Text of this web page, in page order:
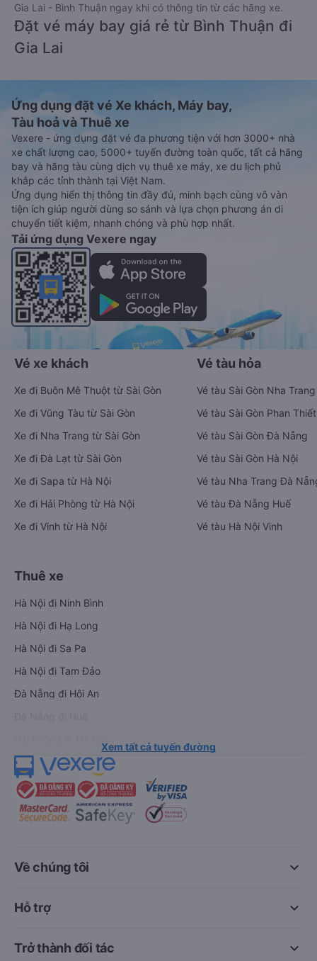
Gia Lai - Bình Thuận ngay khi có thông tin từ các hãng xe.
Đặt vé máy bay giá rẻ từ Bình Thuận đi
Gia Lai
Ứng dụng đặt vé Xe khách, Máy bay,
Tàu hoả và Thuê xe
Vexere - ứng dụng đặt vé đa phương tiện với hơn 3000+ nhà
xe chất lượng cao, 5000+ tuyến đường toàn quốc, tất cả hãng
bay và hãng tàu cùng dịch vụ thuê xe máy, xe du lịch phủ
khắp các tỉnh thành tại Việt Nam.
Ứng dụng hiển thị thông tin đầy đủ, minh bạch cùng vô vàn
tiện ích giúp người dùng so sánh và lựa chọn phương án di
chuyển tiết kiệm, nhanh chóng và phù hợp nhất.
Tải ứng dụng Vexere ngay
Vé xe khách
Xe đi Buôn Mê Thuột từ Sài Gòn
Xe đi Vũng Tàu từ Sài Gòn
Xe đi Nha Trang từ Sài Gòn
Xe đi Đà Lạt từ Sài Gòn
Xe đi Sapa từ Hà Nội
Xe đi Hải Phòng từ Hà Nội
Xe đi Vinh từ Hà Nội
Vé tàu hỏa
Vé tàu Sài Gòn Nha Trang
Vé tàu Sài Gòn Phan Thiết
Vé tàu Sài Gòn Đà Nẵng
Vé tàu Sài Gòn Hà Nội
Vé tàu Nha Trang Đà
Vé tàu Đà Nẵng Huế
Vé tàu Hà Nội Vinh
Thuê xe
Hà Nội đi Ninh Bình
Hà Nội đi Hạ Long
Hà Nội đi Sa Pa
Hà Nội đi Tam Đảo
Đà Nẵng đi Hội An
Xem tất cả tuyến đường
keyboard_arrow_down
Về chúng tôi
keyboard_arrow_down
Hỗ trợ
keyboard_arrow_down
Trở thành đối tác